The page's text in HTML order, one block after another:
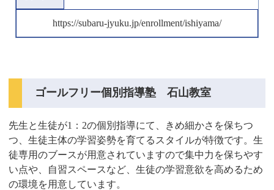
https://subaru-jyuku.jp/enrollment/ishiyama/
ゴールフリー個別指導塾 石山教室
先生と生徒が1：2の個別指導にて、きめ細かさを保ちつ
つ、生徒主体の学習姿勢を育てるスタイルが特徴です。生
徒専用のブースが用意されていますので集中力を保ちやす
い点や、自習スペースなど、生徒の学習意欲を高めるため
の環境を用意しています。